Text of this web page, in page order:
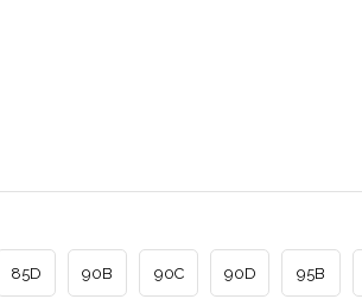
85D 90B 90C 90D 95B